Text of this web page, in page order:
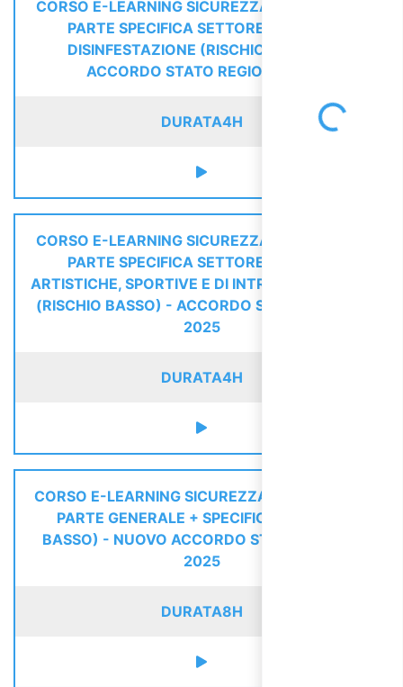
CORSO E-LEARNING SICUREZZA LAVORATORI
PARTE SPECIFICA SETTORE PULIZIA E
DISINFESTAZIONE (RISCHIO BASSO) -
ACCORDO STATO REGIONI 2025
DURATA4H
CORSO E-LEARNING SICUREZZA LAVORATORI
PARTE SPECIFICA SETTORE ATTIVITÀ
ARTISTICHE, SPORTIVE E DI INTRATTENIMENTO
(RISCHIO BASSO) - ACCORDO STATO REGIONI
2025
DURATA4H
CORSO E-LEARNING SICUREZZA LAVORATORI:
PARTE GENERALE + SPECIFICA (RISCHIO
BASSO) - NUOVO ACCORDO STATO REGIONI
2025
DURATA8H
Loading...